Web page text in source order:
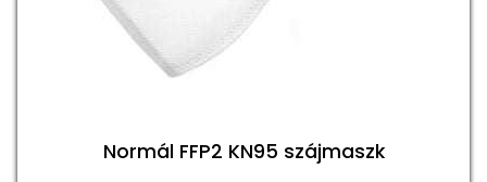
Normál FFP2 KN95 szájmaszk